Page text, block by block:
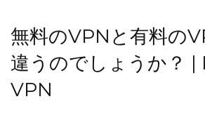
無料のVPNと有料の
違うのでしょうか？
VPN